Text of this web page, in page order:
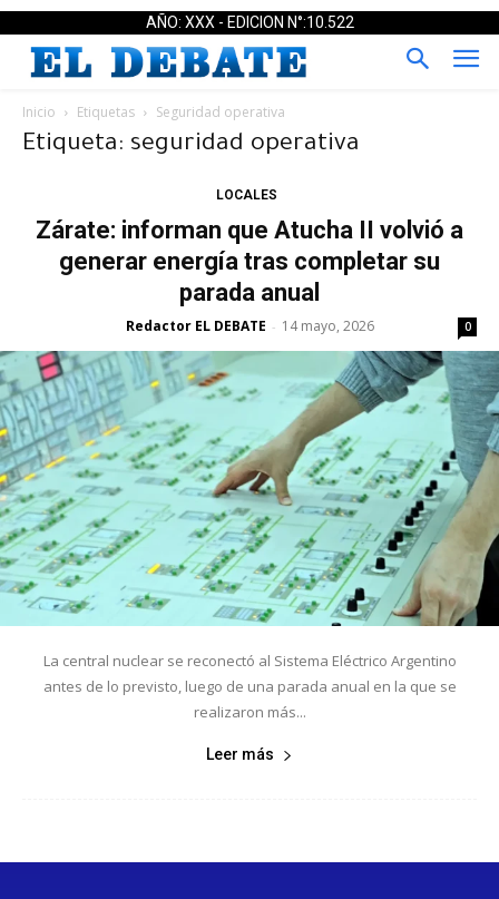
AÑO: XXX - EDICION N°:10.522
Inicio Etiquetas Seguridad operativa
Etiqueta: seguridad operativa
LOCALES
Zárate: informan que Atucha II volvió a
generar energía tras completar su
parada anual
Redactor EL DEBATE - 14 mayo, 2026 0
La central nuclear se reconectó al Sistema Eléctrico Argentino
antes de lo previsto, luego de una parada anual en la que se
realizaron más...
Leer más